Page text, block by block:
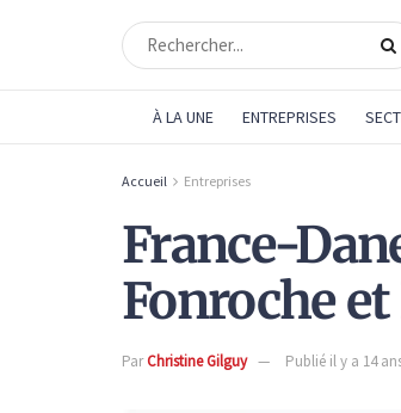
À LA UNE ENTREPRISES
Accueil Entreprises
France-
Fonroche
ParChristine Gilguy Publié il y a 14